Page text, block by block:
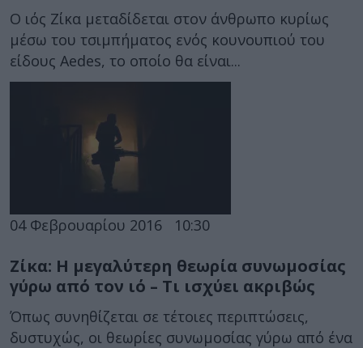
Ο ιός Ζίκα μεταδίδεται στον άνθρωπο κυρίως
μέσω του τσιμπήματος ενός κουνουπιού του
είδους Aedes, το οποίο θα είναι...
04 Φεβρουαρίου 2016 10:30
Ζίκα: Η μεγαλύτερη θεωρία συνωμοσίας
γύρω από τον ιό – Τι ισχύει ακριβώς
Όπως συνηθίζεται σε τέτοιες περιπτώσεις,
δυστυχώς, οι θεωρίες συνωμοσίας γύρω από ένα